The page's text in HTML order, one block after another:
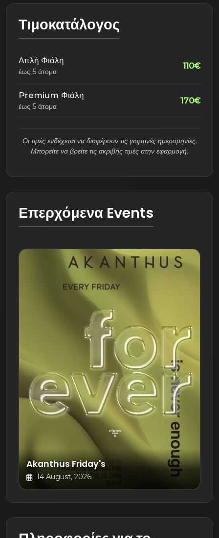
Τιμοκατάλογος
Απλή Φιάλη
έως 5 άτομα
110€
Premium Φιάλη
έως 5 άτομα
170€
Οι τιμές ενδέχεται να διαφέρουν τις γιορτινές ημερομηνίες.
Μπορείτε να βρείτε τις ακριβής τιμές στην εφαρμογή.
Επερχόμενα Events
Akanthus Friday's
14 August, 2026